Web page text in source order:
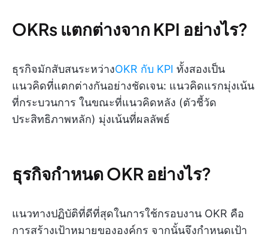
OKRs แตกต่างจาก KPI อย่างไร?
ธุรกิจมักสับสนระหว่างOKR กับ KPI ทั้งสองเป็น
แนวคิดที่แตกต่างกันอย่างชัดเจน: แนวคิดแรกมุ่งเน้น
ที่กระบวนการ ในขณะที่แนวคิดหลัง (ตัวชี้วัด
ประสิทธิภาพหลัก) มุ่งเน้นที่ผลลัพธ์
ธุรกิจกำหนด OKR อย่างไร?
แนวทางปฏิบัติที่ดีที่สุดในการใช้กรอบงาน OKR คือ
การสร้างเป้าหมายขององค์กร จากนั้นจึงกำหนดเป้า